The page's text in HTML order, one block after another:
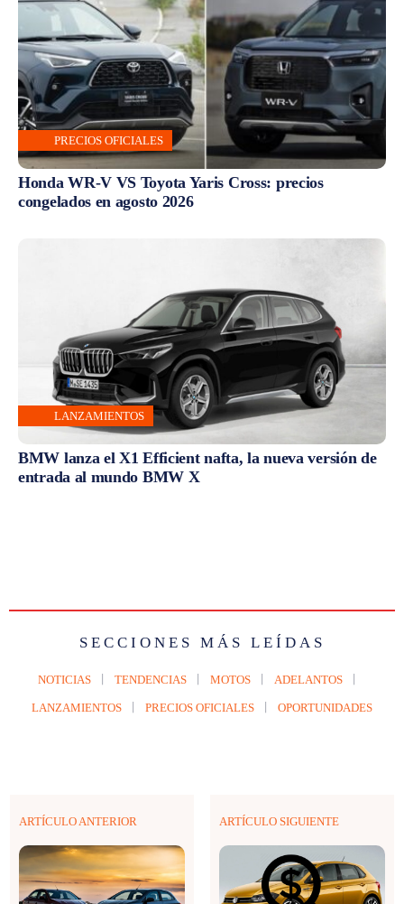
PRECIOS OFICIALES
Honda WR-V VS Toyota Yaris Cross: precios
congelados en agosto 2026
LANZAMIENTOS
BMW lanza el X1 Efficient nafta, la nueva versión de
entrada al mundo BMW X
SECCIONES MÁS LEÍDAS
NOTICIAS TENDENCIAS MOTOS ADELANTOS
LANZAMIENTOS PRECIOS OFICIALES OPORTUNIDADES
ARTÍCULO ANTERIOR ARTÍCULO SIGUIENTE